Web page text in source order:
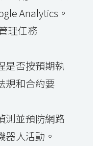
Analytics。
理任務
是否按預期執
規和合約要
測並預防網路
器人活動。